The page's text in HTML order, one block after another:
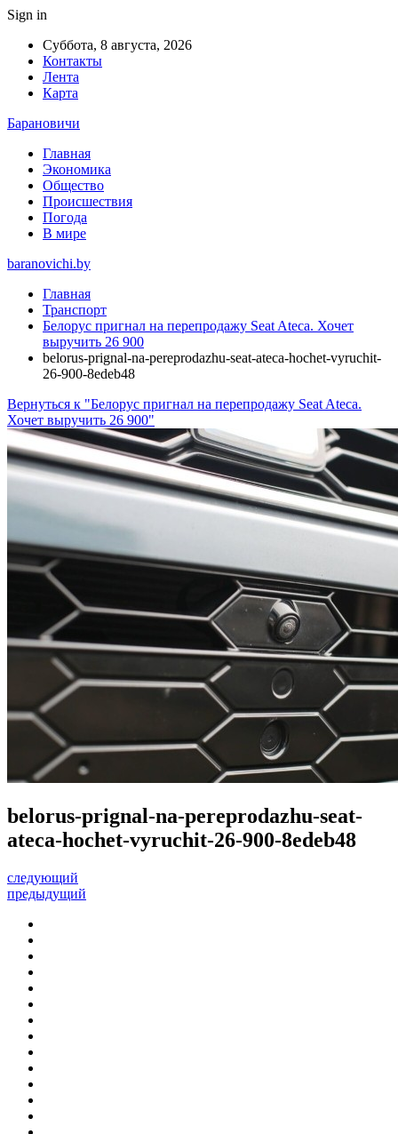
Sign in
Суббота, 8 августа, 2026
Контакты
Лента
Карта
Барановичи
Главная
Экономика
Общество
Происшествия
Погода
В мире
baranovichi.by
Главная
Транспорт
Белорус пригнал на перепродажу Seat Ateca. Хочет
выручить 26 900
belorus-prignal-na-pereprodazhu-seat-ateca-hochet-vyruchit-
26-900-8edeb48
Вернуться к "Белорус пригнал на перепродажу Seat Ateca.
Хочет выручить 26 900"
belorus-prignal-na-pereprodazhu-seat-
ateca-hochet-vyruchit-26-900-8edeb48
следующий
предыдущий